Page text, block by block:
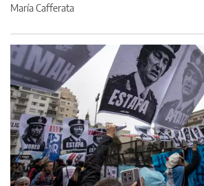
María Cafferata